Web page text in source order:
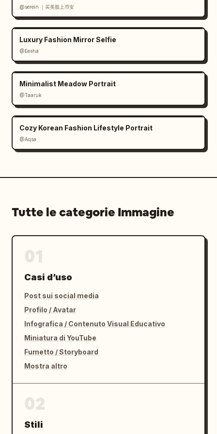
@serein ｜买美股上币安
Luxury Fashion Mirror Selfie
@Eesha
Minimalist Meadow Portrait
@Taaruk
Cozy Korean Fashion Lifestyle Portrait
@Aqsa
Tutte le categorie Immagine
Casi d’uso
Post sui social media
Profilo / Avatar
Infografica / Contenuto Visual Educativo
Miniatura di YouTube
Fumetto / Storyboard
Mostra altro
Stili